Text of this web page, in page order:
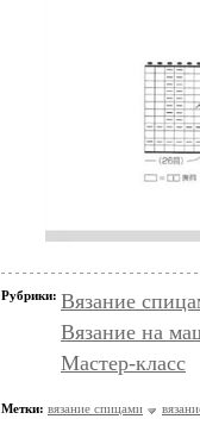
Рубрики: Вязание
Вязание на
Мастер-класс
Метки: вязание спицами